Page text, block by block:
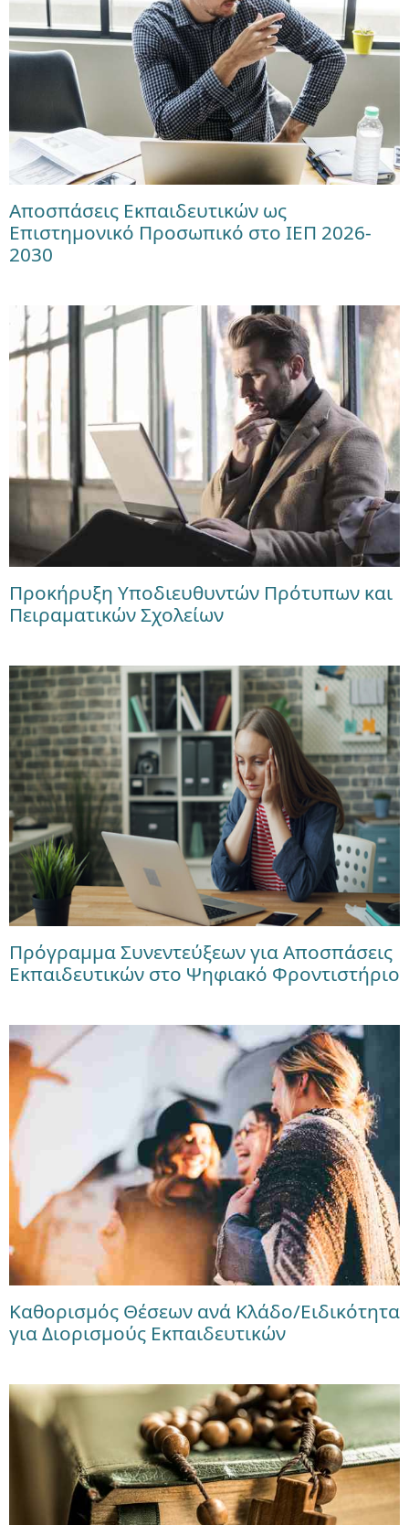
Αποσπάσεις Εκπαιδευτικών ως
Επιστημονικό Προσωπικό στο ΙΕΠ 2026-
2030
Προκήρυξη Υποδιευθυντών Πρότυπων και
Πειραματικών Σχολείων
Πρόγραμμα Συνεντεύξεων για Αποσπάσεις
Εκπαιδευτικών στο Ψηφιακό Φροντιστήριο
Καθορισμός Θέσεων ανά Κλάδο/Ειδικότητα
για Διορισμούς Εκπαιδευτικών